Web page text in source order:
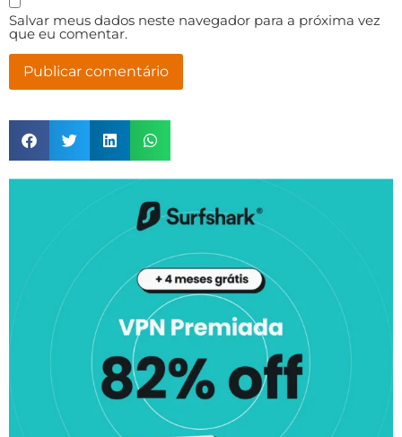
Salvar meus dados neste navegador para a próxima vez
que eu comentar.